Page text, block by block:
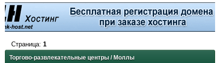
Торгово-развлекательные центры / Моллы
Страница: 1